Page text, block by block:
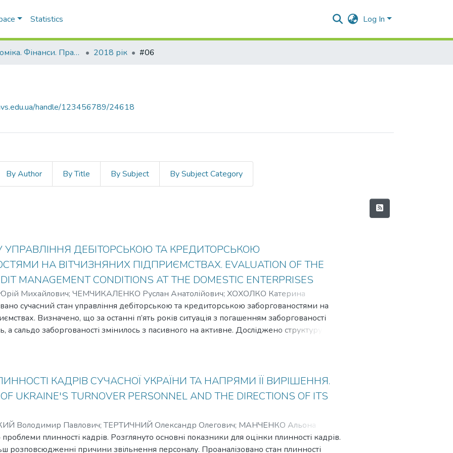
Statistics Log In
Економіка. Фінанси. Право. 2018 рік #06
handle/123456789/24618
By Author By Title By Subject By Subject Category
УПРАВЛІННЯ ДЕБІТОРСЬКОЮ ТА КРЕДИТОРСЬКОЮ
НА ВІТЧИЗНЯНИХ ПІДПРИЄМСТВАХ. EVALUATION OF THE
MANAGEMENT CONDITIONS AT THE DOMESTIC ENTERPRISES
Михайлович; ЧЕМЧИКАЛЕНКО Руслан Анатолійович; ХОХОЛКО Катерина
сучасний стан управління дебіторською та кредиторською заборгованостями на
Визначено, що за останні п’ять років ситуація з погашенням заборгованості
а сальдо заборгованості змінилось з пасивного на активне. Досліджено структуру
щодо формування дебіторської, так і кредиторської заборгованості. Встановлено, що
сектори економіки: «охорона здоров’я» й «освіта». The debt management of the
and dynamic process, which is conditioned, first of all, by the unity of origin and the
and payables and sources of their coverage. In turn, the main purpose of such an analysis is not
of real cash, but also to maintain a credit rating and overall solvency of the enterprise.
КАДРІВ СУЧАСНОЇ УКРАЇНИ ТА НАПРЯМИ ЇЇ ВИРІШЕННЯ.
UKRAINE'S TURNOVER PERSONNEL AND THE DIRECTIONS OF ITS
Володимир Павлович;ТЕРТИЧНИЙ Олександр Олегович; МАНЧЕНКО Альона
проблеми плинності кадрів. Розглянуто основні показники для оцінки плинності кадрів.
розповсюдженні причини звільнення персоналу. Проаналізовано стан плинності